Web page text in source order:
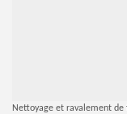
Nettoyage et ravalement de